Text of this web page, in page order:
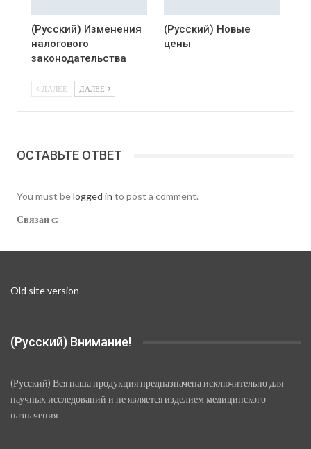
(Русский) Изменения
налогового
законодательства
(Русский) Новые
цены
ДАЛЕЕ ДАЛЕЕ
ОСТАВЬТЕ ОТВЕТ
You must belogged in to post a comment.
Связан с:
Old site version
(Русский) Внимание!
(Русский) Вся наша продукция предназначена исключительно для
научных исследований и не является изделием медицинского
назначения